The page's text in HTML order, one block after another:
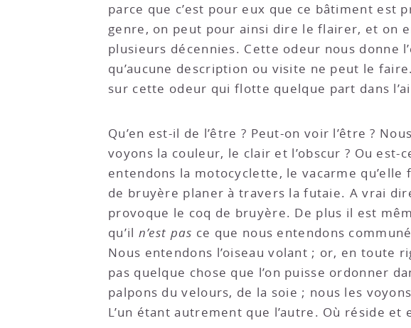
parce que c’est pour eux que ce bâtiment est
genre, on peut pour ainsi dire le flairer, et on
plusieurs décennies. Cette odeur nous donne
qu’aucune description ou visite ne peut le
sur cette odeur qui flotte quelque part dans
Qu’en est-il de l’être ? Peut-on voir l’être ?
voyons la couleur, le clair et l’obscur ? Ou est-
entendons la motocyclette, le vacarme
de bruyère planer à travers la futaie. A vrai
provoque le coq de bruyère. De plus il est
qu’il n’est pas ce que nous entendons
Nous entendons l’oiseau volant ; or, en toute
pas quelque chose que l’on puisse ordonner
palpons du velours, de la soie ; nous les
L’un étant autrement que l’autre. Où réside et